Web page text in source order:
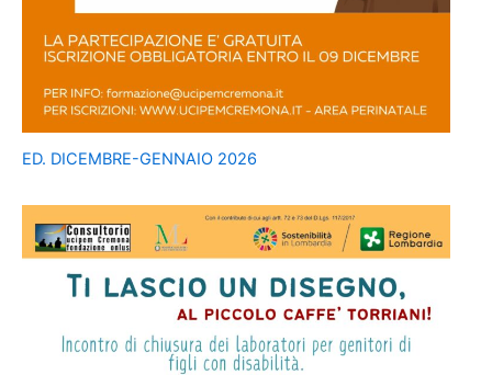
ED. DICEMBRE-GENNAIO 2026